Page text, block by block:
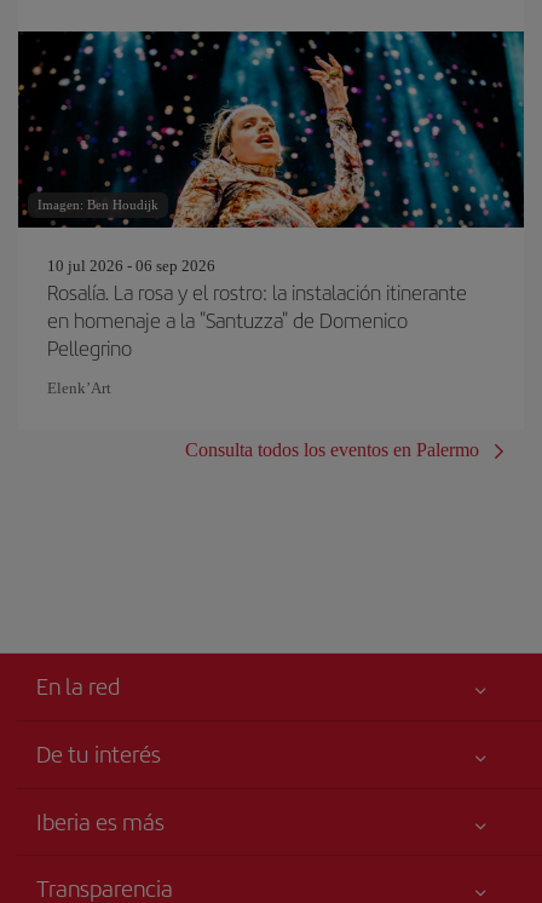
Imagen: Ben Houdijk
10 jul 2026 - 06 sep 2026
Rosalía. La rosa y el rostro: la instalación itinerante
en homenaje a la "Santuzza" de Domenico
Pellegrino
Elenk’Art
Consulta todos los eventos en Palermo
En la red
De tu interés
Tu seguridad es lo primero
Iberia es más
Transparencia